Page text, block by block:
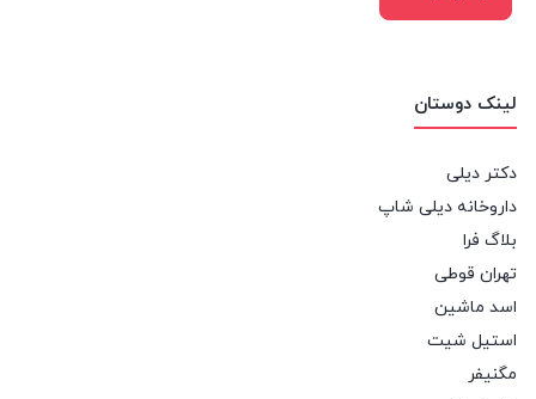
لینک دوستان
دکتر دیلی
داروخانه دیلی شاپ
بلاگ فرا
تهران قوطی
اسد ماشین
استیل شیت
مگنیفر